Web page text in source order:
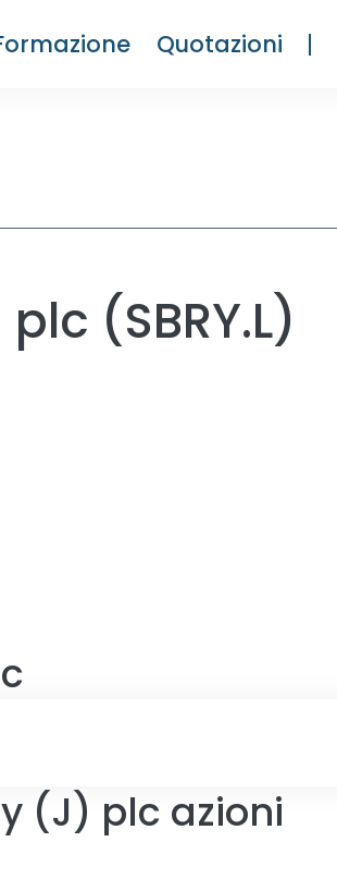
Quotazioni
(SBRY.L)
(J) plc azioni